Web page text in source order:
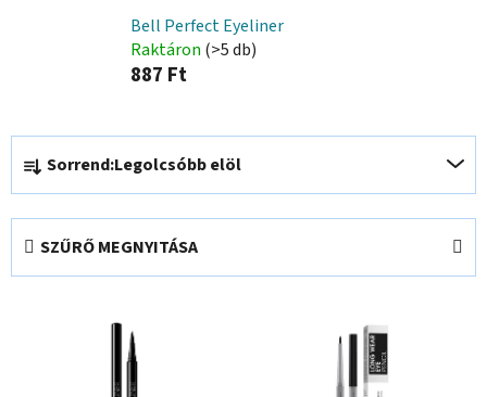
Bell Perfect Eyeliner
Raktáron (>5 db)
887 Ft
T
r
m
k
Sorrend:Legolcsóbb elöl
SZŰRŐ MEGNYITÁSA